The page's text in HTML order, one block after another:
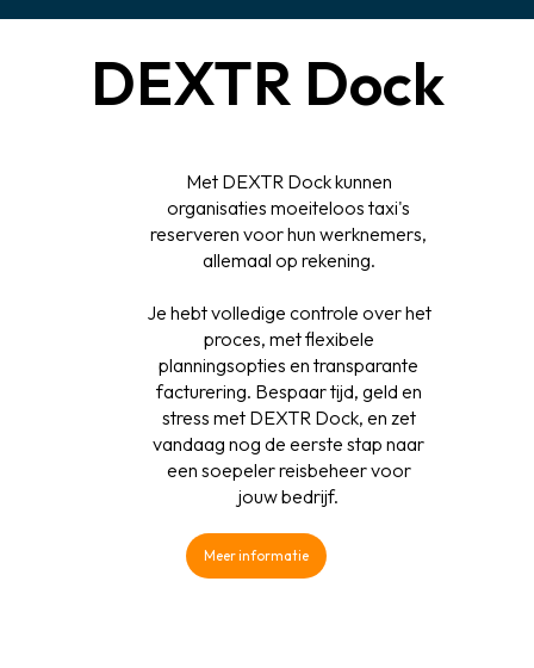
DEXTR Dock
Met DEXTR Dock kunnen
organisaties moeiteloos taxi's
reserveren voor hun werknemers,
allemaal op rekening.
Je hebt volledige controle over het
proces, met flexibele
planningsopties en transparante
facturering. Bespaar tijd, geld en
stress met DEXTR Dock, en zet
vandaag nog de eerste stap naar
een soepeler reisbeheer voor
jouw bedrijf.
Meer informatie